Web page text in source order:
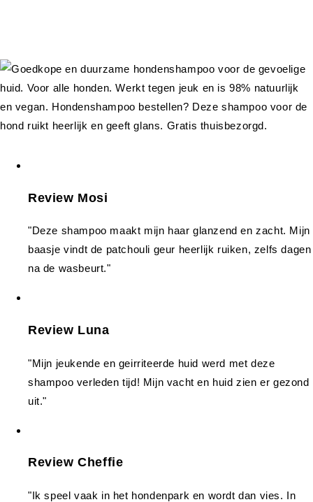
Review Mosi
"Deze shampoo maakt mijn haar glanzend en zacht. Mijn
baasje vindt de patchouli geur heerlijk ruiken, zelfs dagen
na de wasbeurt."
Review Luna
"Mijn jeukende en geirriteerde huid werd met deze
shampoo verleden tijd! Mijn vacht en huid zien er gezond
uit."
Review Cheffie
"Ik speel vaak in het hondenpark en wordt dan vies. In